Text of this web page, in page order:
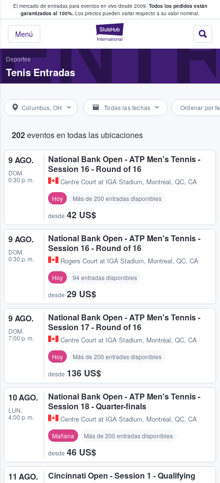
El mercado de entradas para eventos en vivo desde 2009. Todos los pedidos están
garantizados al 100%. Los precios pueden variar respecto a su valor nominal.
StubHub:
Menú
y venta de entradas entre fans
Deportes
Tenis Entradas
Columbus, OH Todas las fechas Ordenar por
202eventos en todas las ubicaciones
9 AGO.
DOM.
0:30 p. m.
National Bank Open - ATP Men's Tennis -
Session 16 - Round of 16
Centre Court at IGA Stadium, Montréal, QC, CA
Hoy Más de 200 entradas disponibles
desde 42 US$
9 AGO.
DOM.
0:30 p. m.
National Bank Open - ATP Men's Tennis -
Session 16 - Round of 16
Rogers Court at IGA Stadium, Montreal, QC, CA
Hoy 94 entradas disponibles
desde 29 US$
9 AGO.
DOM.
7:00 p. m.
National Bank Open - ATP Men's Tennis -
Session 17 - Round of 16
Centre Court at IGA Stadium, Montréal, QC, CA
Hoy Más de 200 entradas disponibles
desde 136 US$
10 AGO.
LUN.
4:00 p. m.
National Bank Open - ATP Men's Tennis -
Session 18 - Quarter-finals
Centre Court at IGA Stadium, Montréal, QC, CA
Mañana Más de 200 entradas disponibles
desde 46 US$
11 AGO. Cincinnati Open - Session 1 - Qualifying